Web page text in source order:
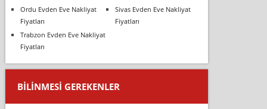
Ordu Evden Eve Nakliyat
Fiyatları
Sivas Evden Eve Nakliyat
Fiyatları
Trabzon Evden Eve Nakliyat
Fiyatları
BILINMESI GEREKENLER